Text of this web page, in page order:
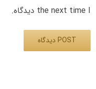
the next time I دیدگاه.